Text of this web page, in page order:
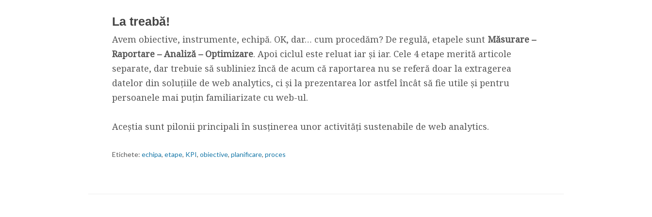
La treabă!
Avem obiective, instrumente, echipă. OK, dar… cum procedăm? De regulă, etapele sunt Măsurare –
Raportare – Analiză – Optimizare. Apoi ciclul este reluat iar și iar. Cele 4 etape merită articole
separate, dar trebuie să subliniez încă de acum că raportarea nu se referă doar la extragerea
datelor din soluțiile de web analytics, ci și la prezentarea lor astfel încât să fie utile și pentru
persoanele mai puțin familiarizate cu web-ul.
Aceștia sunt pilonii principali în susținerea unor activități sustenabile de web analytics.
Etichete: echipa, etape, KPI, obiective, planificare, proces